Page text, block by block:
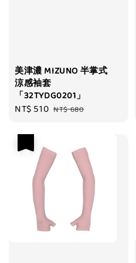
美津濃 MIZUNO 半掌式
涼感袖套
「32TYDG0201」
Sale
NT$ 510 Regular
NT$ 680